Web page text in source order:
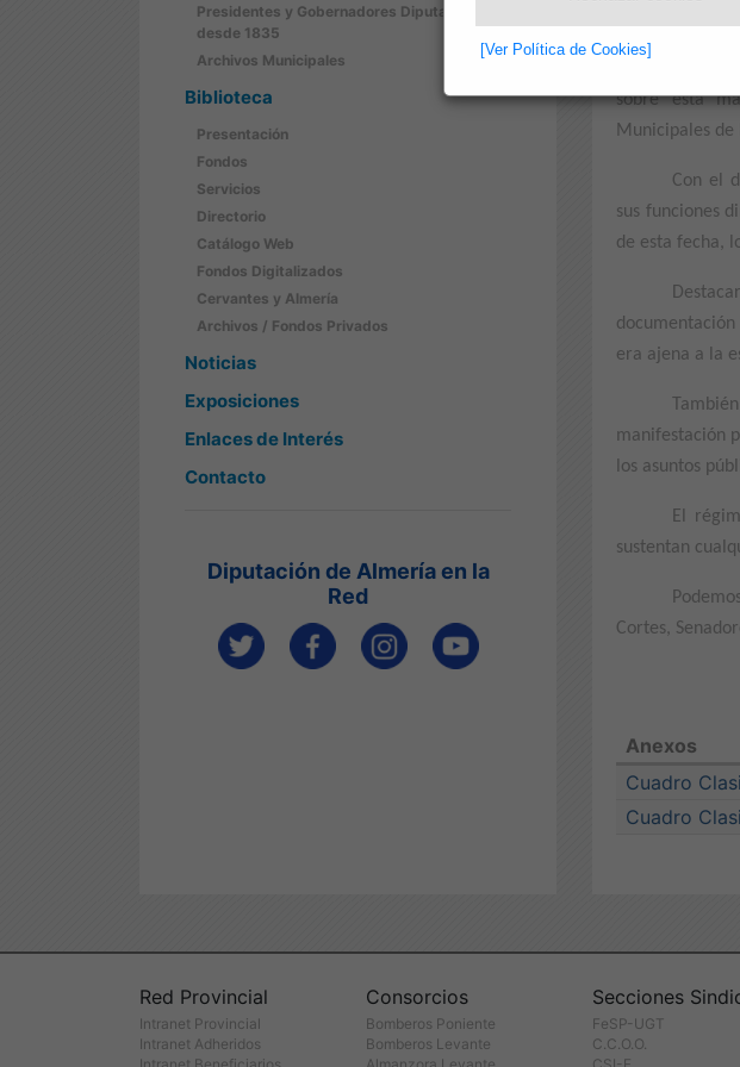
[Ver Política de Cookies]
Presidentes y Gobernadores Diputación
desde 1835
Archivos Municipales
Biblioteca
Presentación
Fondos
Servicios
Directorio
Catálogo Web
Fondos Digitalizados
Cervantes y Almería
Archivos / Fondos Privados
Noticias
Exposiciones
Enlaces de Interés
Contacto
Diputación de Almería en la
Red
hasta la
sobre esta
Municipales
Con el
sus funciones
de esta fecha,
era ajena a la
manifestación
los asuntos
El
sustentan
Cortes,
Anexos
Cuadro
Cuadro
Red Provincial
Intranet Provincial
Intranet Adheridos
Consorcios
Bomberos Poniente
Bomberos Levante
Secciones
FeSP-UGT
C.C.O.O.